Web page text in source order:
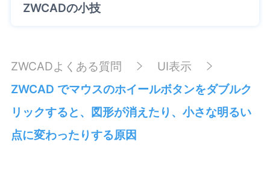
ZWCADの小技
ZWCADよくある質問
UI表示
ZWCAD でマウスのホイールボタンをダブルク
リックすると、図形が消えたり、小さな明るい
点に変わったりする原因